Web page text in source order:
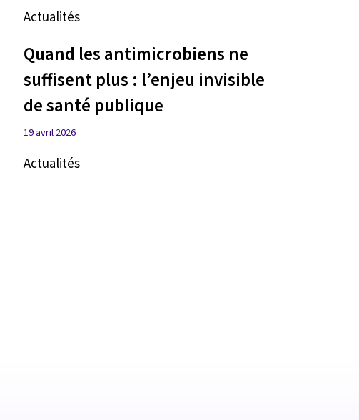
Actualités
Quand les antimicrobiens ne
suffisent plus : l’enjeu invisible
de santé publique
19 avril 2026
Actualités